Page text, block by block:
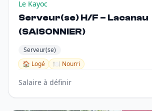
Le Kayoc
Serveur(se) H/F – Lacanau
(SAISONNIER)
Serveur(se)
🏠 Logé
🍽️ Nourri
Salaire à définir